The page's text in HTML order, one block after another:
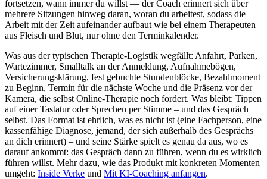
fortsetzen, wann immer du willst — der Coach erinnert sich über
mehrere Sitzungen hinweg daran, woran du arbeitest, sodass die
Arbeit mit der Zeit aufeinander aufbaut wie bei einem Therapeuten
aus Fleisch und Blut, nur ohne den Terminkalender.
Was aus der typischen Therapie-Logistik wegfällt: Anfahrt, Parken,
Wartezimmer, Smalltalk an der Anmeldung, Aufnahmebögen,
Versicherungsklärung, fest gebuchte Stundenblöcke, Bezahlmoment
zu Beginn, Termin für die nächste Woche und die Präsenz vor der
Kamera, die selbst Online-Therapie noch fordert. Was bleibt: Tippen
auf einer Tastatur oder Sprechen per Stimme – und das Gespräch
selbst. Das Format ist ehrlich, was es nicht ist (eine Fachperson, eine
kassenfähige Diagnose, jemand, der sich außerhalb des Gesprächs
an dich erinnert) – und seine Stärke spielt es genau da aus, wo es
darauf ankommt: das Gespräch dann zu führen, wenn du es wirklich
führen willst. Mehr dazu, wie das Produkt mit konkreten Momenten
umgeht: Inside Verke und Mit KI-Coaching anfangen.